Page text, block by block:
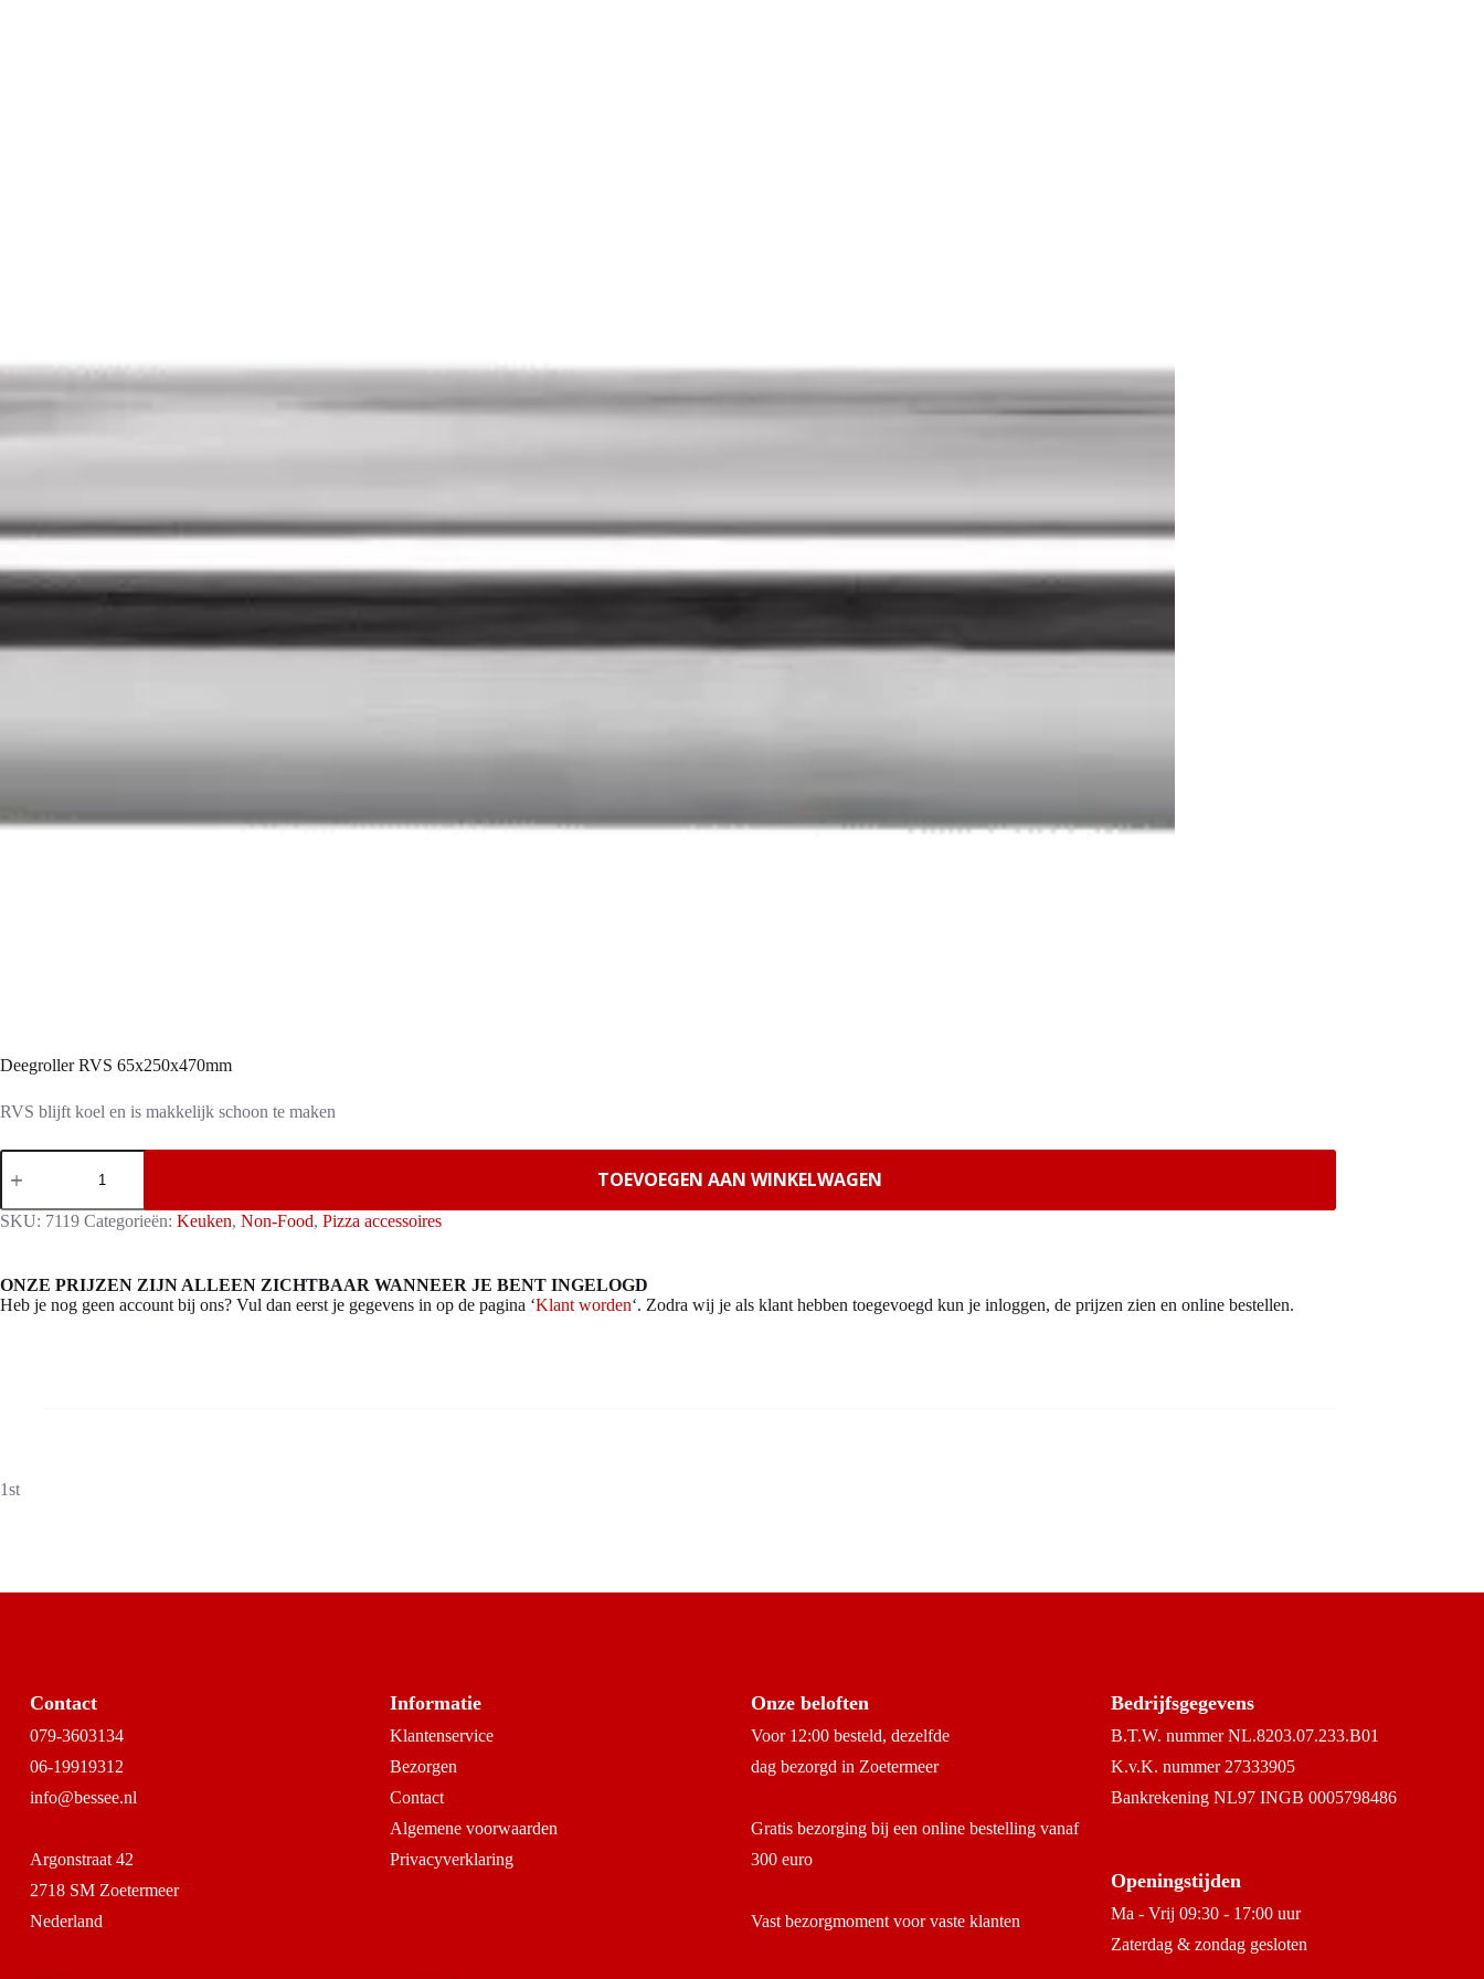
Deegroller RVS 65x250x470mm
RVS blijft koel en is makkelijk schoon te maken
Deegroller
RVS
aantal
TOEVOEGEN AAN WINKELWAGEN
SKU: 7119 Categorieën: Keuken, Non-Food, Pizza accessoires
ONZE PRIJZEN ZIJN ALLEEN ZICHTBAAR WANNEER JE BENT INGELOGD
Heb je nog geen account bij ons? Vul dan eerst je gegevens in op de pagina ‘Klant worden‘. Zodra wij je als klant hebben toegevoegd kun je inloggen, de prijzen zien en online bestellen.
1st
Contact
079-3603134
06-19919312
info@bessee.nl
Argonstraat 42
2718 SM Zoetermeer
Nederland
Informatie
Klantenservice
Bezorgen
Contact
Algemene voorwaarden
Privacyverklaring
Onze beloften
Voor 12:00 besteld, dezelfde
dag bezorgd in Zoetermeer
Gratis bezorging bij een online bestelling vanaf
300 euro
Vast bezorgmoment voor vaste klanten
Bedrijfsgegevens
B.T.W. nummer NL.8203.07.233.B01
K.v.K. nummer 27333905
Bankrekening NL97 INGB 0005798486
Openingstijden
Ma - Vrij 09:30 - 17:00 uur
Zaterdag & zondag gesloten